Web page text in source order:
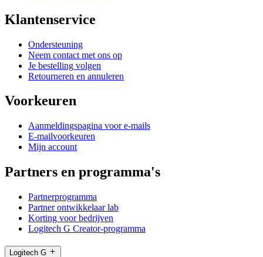
Klantenservice
Ondersteuning
Neem contact met ons op
Je bestelling volgen
Retourneren en annuleren
Voorkeuren
Aanmeldingspagina voor e-mails
E-mailvoorkeuren
Mijn account
Partners en programma's
Partnerprogramma
Partner ontwikkelaar lab
Korting voor bedrijven
Logitech G Creator-programma
Logitech G